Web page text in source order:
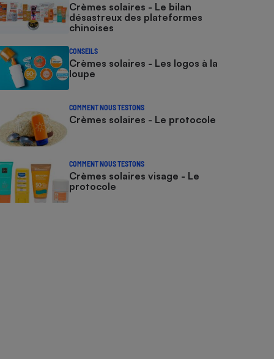
Crèmes solaires - Le bilan
désastreux des plateformes
chinoises
CONSEILS
Crèmes solaires - Les logos à la
loupe
COMMENT NOUS TESTONS
Crèmes solaires - Le protocole
COMMENT NOUS TESTONS
Crèmes solaires visage - Le
protocole